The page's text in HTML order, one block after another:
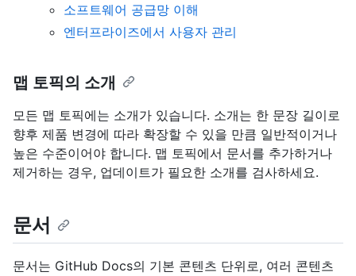
소프트웨어 공급망 이해
엔터프라이즈에서 사용자 관리
맵 토픽의 소개
모든 맵 토픽에는 소개가 있습니다. 소개는 한 문장 길이로
향후 제품 변경에 따라 확장할 수 있을 만큼 일반적이거나
높은 수준이어야 합니다. 맵 토픽에서 문서를 추가하거나
제거하는 경우, 업데이트가 필요한 소개를 검사하세요.
문서
문서는 GitHub Docs의 기본 콘텐츠 단위로, 여러 콘텐츠